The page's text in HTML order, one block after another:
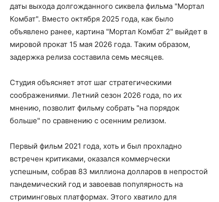
даты выхода долгожданного сиквела фильма "Мортал
Комбат". Вместо октября 2025 года, как было
объявлено ранее, картина "Мортал Комбат 2" выйдет в
мировой прокат 15 мая 2026 года. Таким образом,
задержка релиза составила семь месяцев.
Cтудия объясняет этот шаг стратегическими
соображениями. Летний сезон 2026 года, по их
мнению, позволит фильму собрать "на порядок
больше" по сравнению с осенним релизом.
Первый фильм 2021 года, хоть и был прохладно
встречен критиками, оказался коммерчески
успешным, собрав 83 миллиона долларов в непростой
пандемический год и завоевав популярность на
стриминговых платформах. Этого хватило для